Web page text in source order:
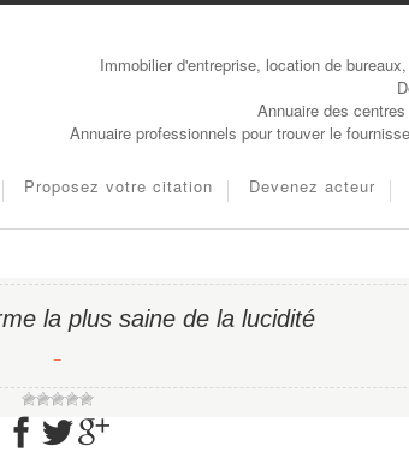
Immobilier d'entreprise, location de
Annuaire des
Annuaire professionnels pour trouver le
Proposez votre citation Devenez acteur
la plus saine de la lucidité
−